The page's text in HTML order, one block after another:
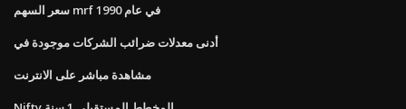
سعر السهم mrf في عام 1990
أدنى معدلات ضرائب الشركات موجودة في
مشاهدة مباشر على الانترنت